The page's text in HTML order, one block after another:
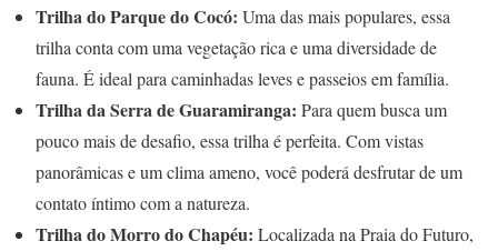
Trilha do Parque do Cocó: Uma das mais populares, essa
trilha conta com uma vegetação rica e uma diversidade de
fauna. É ideal para caminhadas leves e passeios em família.
Trilha da Serra de Guaramiranga: Para quem busca um
pouco mais de desafio, essa trilha é perfeita. Com vistas
panorâmicas e um clima ameno, você poderá desfrutar de um
contato íntimo com a natureza.
Trilha do Morro do Chapéu: Localizada na Praia do Futuro,